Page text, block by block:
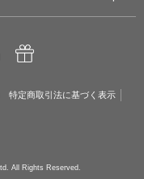
特定商取引法に基づく表示
All Rights Reserved.